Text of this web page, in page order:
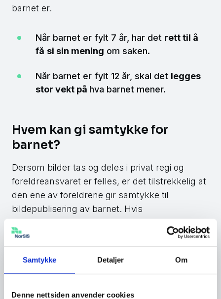
Samtykke Detaljer Om
Denne nettsiden anvender cookies
barnet er.
Når barnet er fylt 7 år, har det rett til å
få si sin mening om saken.
Når barnet er fylt 12 år, skal det legges
stor vekt på hva barnet mener.
Hvem kan gi samtykke for
barnet?
Dersom bilder tas og deles i privat regi og
foreldreansvaret er felles, er det tilstrekkelig at
den ene av foreldrene gir samtykke til
bildepublisering av barnet. Hvis
det den som har foreldreansvaret, som kan gi
samtykke.
Dersom bilder tas og deles i regi av skole,